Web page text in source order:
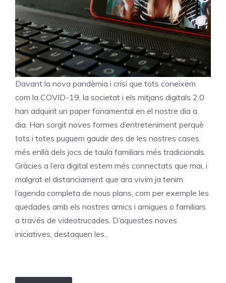
Davant la nova pandèmia i crisi que tots coneixem
com la COVID-19, la societat i els mitjans digitals 2.0
han adquirit un paper fonamental en el nostre dia a
dia. Han sorgit noves formes d’entreteniment perquè
tots i totes puguem gaudir des de les nostres cases
més enllà dels jocs de taula familiars més tradicionals.
Gràcies a l’era digital estem més connectats que mai, i
malgrat el distanciament que ara vivim ja tenim
l’agenda completa de nous plans, com per exemple les
quedades amb els nostres amics i amigues o familiars
a través de videotrucades. D’aquestes noves
iniciatives, destaquen les...